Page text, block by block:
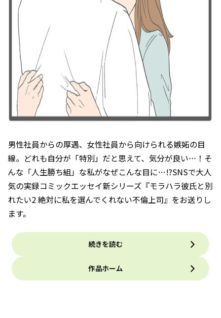
男性社員からの厚遇、女性社員から向けられる嫉妬の目
線。どれも自分が「特別」だと思えて、気分が良い…！そ
んな「人生勝ち組」な私がなぜこんな目に…!?SNSで大人
気の実録コミックエッセイ新シリーズ『モラハラ彼氏と別
れたい2 絶対に私を選んでくれない不倫上司』をお送りし
ます。
続きを読む
作品ホーム